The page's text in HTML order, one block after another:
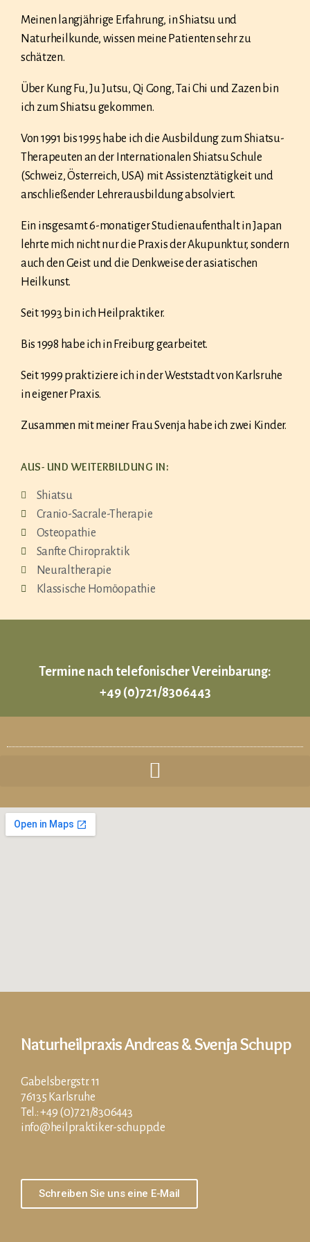
Meinen langjährige Erfahrung, in Shiatsu und
Naturheilkunde, wissen meine Patienten sehr zu
schätzen.
Über Kung Fu, Ju Jutsu, Qi Gong, Tai Chi und Zazen bin
ich zum Shiatsu gekommen.
Von 1991 bis 1995 habe ich die Ausbildung zum Shiatsu-
Therapeuten an der Internationalen Shiatsu Schule
(Schweiz, Österreich, USA) mit Assistenztätigkeit und
anschließender Lehrerausbildung absolviert.
Ein insgesamt 6-monatiger Studienaufenthalt in Japan
lehrte mich nicht nur die Praxis der Akupunktur, sondern
auch den Geist und die Denkweise der asiatischen
Heilkunst.
Seit 1993 bin ich Heilpraktiker.
Bis 1998 habe ich in Freiburg gearbeitet.
Seit 1999 praktiziere ich in der Weststadt von Karlsruhe
in eigener Praxis.
Zusammen mit meiner Frau Svenja habe ich zwei Kinder.
AUS- UND WEITERBILDUNG IN:
Shiatsu
Cranio-Sacrale-Therapie
Osteopathie
Sanfte Chiropraktik
Neuraltherapie
Klassische Homöopathie
Termine nach telefonischer Vereinbarung:
+49 (0)721/8306443
Naturheilpraxis Andreas & Svenja Schupp
Gabelsbergstr. 11
76135 Karlsruhe
Tel.: +49 (0)721/8306443
info@heilpraktiker-schupp.de
Schreiben Sie uns eine E-Mail